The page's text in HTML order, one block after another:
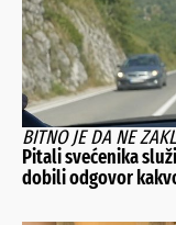
BITNO JE DA NE
Pitali svećenika
dobili odgovor